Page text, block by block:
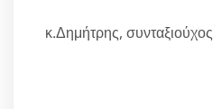
κ.Δημήτρης, συνταξιούχος